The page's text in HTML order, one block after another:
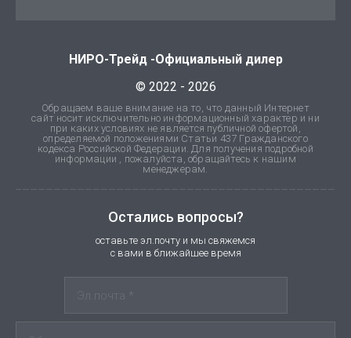
НИРО-Трейд -Официальный дилер
© 2022 - 2026
Обращаем ваше внимание на то, что данный Интернет
сайт носит исключительно информационный характер и ни
при каких условиях не является публичной офертой,
определяемой положениями Статьи 437 Гражданского
кодекса Российской Федерации. Для получения подробной
информации , пожалуйста, обращайтесь к нашим
менеджерам.
Остались вопросы?
оставьте эл.почту и мы свяжемся
с вами в ближайшее время